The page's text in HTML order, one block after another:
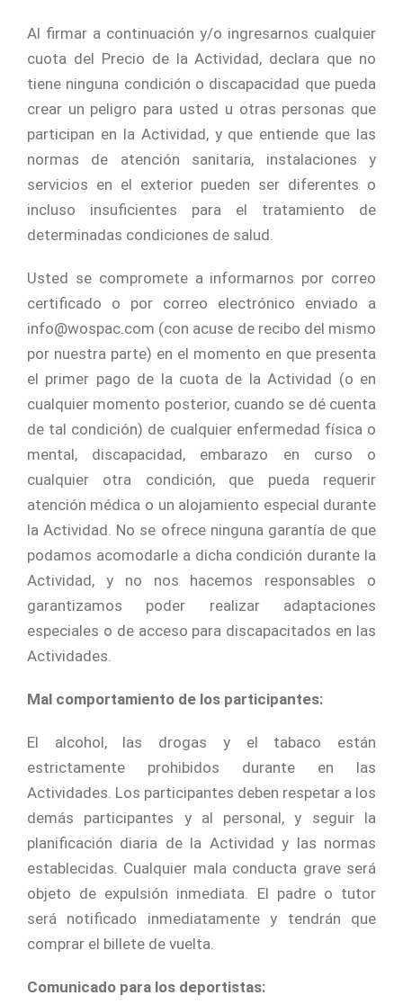
Al firmar a continuación y/o ingresarnos cualquier
cuota del Precio de la Actividad, declara que no
tiene ninguna condición o discapacidad que pueda
crear un peligro para usted u otras personas que
participan en la Actividad, y que entiende que las
normas de atención sanitaria, instalaciones y
servicios en el exterior pueden ser diferentes o
incluso insuficientes para el tratamiento de
determinadas condiciones de salud.
Usted se compromete a informarnos por correo
certificado o por correo electrónico enviado a
info@wospac.com (con acuse de recibo del mismo
por nuestra parte) en el momento en que presenta
el primer pago de la cuota de la Actividad (o en
cualquier momento posterior, cuando se dé cuenta
de tal condición) de cualquier enfermedad física o
mental, discapacidad, embarazo en curso o
cualquier otra condición, que pueda requerir
atención médica o un alojamiento especial durante
la Actividad. No se ofrece ninguna garantía de que
podamos acomodarle a dicha condición durante la
Actividad, y no nos hacemos responsables o
garantizamos poder realizar adaptaciones
especiales o de acceso para discapacitados en las
Actividades.
Mal comportamiento de los participantes:
El alcohol, las drogas y el tabaco están
estrictamente prohibidos durante en las
Actividades. Los participantes deben respetar a los
demás participantes y al personal, y seguir la
planificación diaria de la Actividad y las normas
establecidas. Cualquier mala conducta grave será
objeto de expulsión inmediata. El padre o tutor
será notificado inmediatamente y tendrán que
comprar el billete de vuelta.
Comunicado para los deportistas: